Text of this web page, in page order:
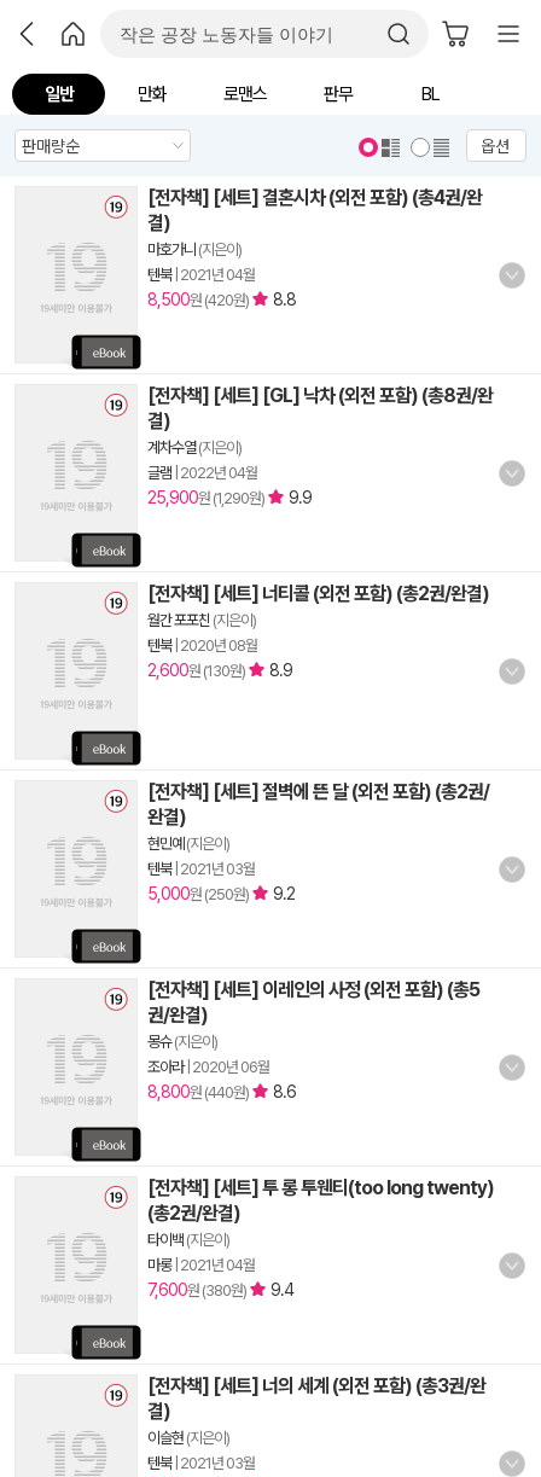
일반 만화 로맨스 판무 BL
옵션
[전자책] [세트] 결혼시차 (외전 포함) (총4권/완
결)
마호가니 (지은이)
텐북| 2021년 04월
8,500원 (420원) 8.8
[전자책] [세트] [GL] 낙차 (외전 포함) (총8권/완
결)
계차수열(지은이)
글램 2022년 04월
25,900원 (1,290원) 9.9
[전자책] [세트] 너티콜 (외전 포함) (총2권/완결)
월간 포포친 (지은이)
텐북| 2020년 08월
2,600원 (130원) 8.9
[전자책] [세트] 절벽에 뜬 달 (외전 포함) (총2권/
완결)
현민예 (지은이)
텐북| 2021년 03월
5,000원 (250원) 9.2
[전자책] [세트] 이레인의 사정 (외전 포함) (총5
권/완결)
몽슈(지은이)
조아라| 2020년 06월
8,800원 (440원) 8.6
[전자책] [세트] 투 롱 투웬티(too long twenty)
(총2권/완결)
타이백 (지은이)
마롱| 2021년 04월
7,600원 (380원) 9.4
[전자책] [세트] 너의 세계 (외전 포함) (총3권/완
결)
이슬현 (지은이)
텐북| 2021년 03월